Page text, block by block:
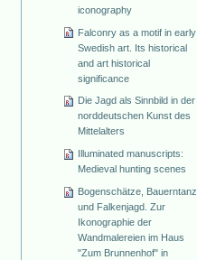
iconography
Falconry as a motif in early
Swedish art. Its historical
and art historical
significance
Die Jagd als Sinnbild in der
norddeutschen Kunst des
Mittelalters
Illuminated manuscripts:
Medieval hunting scenes
Bogenschätze, Bauerntanz
und Falkenjagd. Zur
Ikonographie der
Wandmalereien im Haus
"Zum Brunnenhof" in